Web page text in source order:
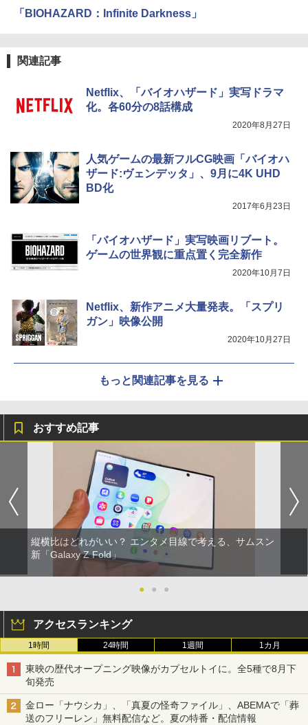
「BIOHAZARD：Infinite Darkness」
関連記事
Netflix、「バイオハザード」実写ドラマ
化。各60分の8話構成
2020年8月27日
人気ゲームの最新フルCG映画「バイオハ
ザード:ヴェンデッタ」、9月に4K UHD
BD化
2017年6月23日
「バイオハザード」実写映画リブート。
ゲームの世界観に重点置く完全新作
2020年10月7日
Netflix、新作アニメ大量発表。「スプリ
ガン」映像公開
2020年10月27日
もっと関連記事を見る
おすすめ記事
縦横比はどれがいい？ エンタメ目線で考える、サムスン
新「Galaxy Z Fold」
● ● ●
アクセスランキング
1時間 24時間 1週間 1カ月
東映の歴代オープニング映像がカプセルトイに。全5種で8月下
旬発売
金ロー「ナウシカ」、「真夏の怪奇ファイル」、ABEMAで「葬
送のフリーレン」無料配信など。夏の特番・配信情報